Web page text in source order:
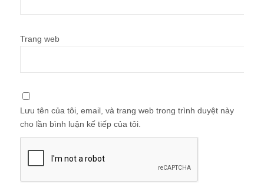
Trang web
Lưu tên của tôi, email, và trang web trong trình duyệt này
cho lần bình luận kế tiếp của tôi.